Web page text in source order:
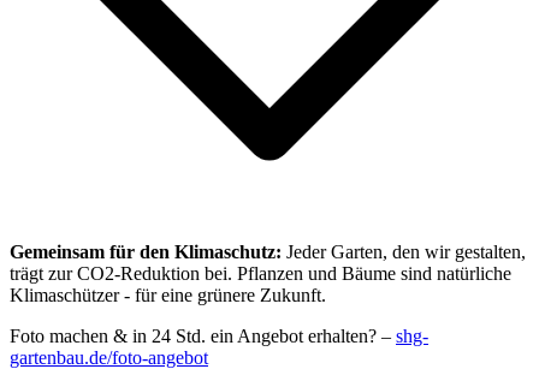
Gemeinsam für den Klimaschutz: Jeder Garten, den wir gestalten,
trägt zur CO2-Reduktion bei. Pflanzen und Bäume sind natürliche
Klimaschützer - für eine grünere Zukunft.
Foto machen & in 24 Std. ein Angebot erhalten? – shg-
gartenbau.de/foto-angebot